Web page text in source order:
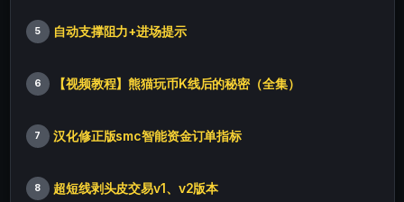
5 自动支撑阻力+进场提示
6 【视频教程】熊猫玩币K线后的秘密（全集）
7 汉化修正版smc智能资金订单指标
8 超短线剥头皮交易v1、v2版本